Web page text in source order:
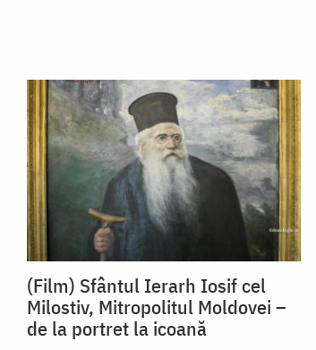
(Film) Sfântul Ierarh Iosif cel
Milostiv, Mitropolitul Moldovei –
de la portret la icoană